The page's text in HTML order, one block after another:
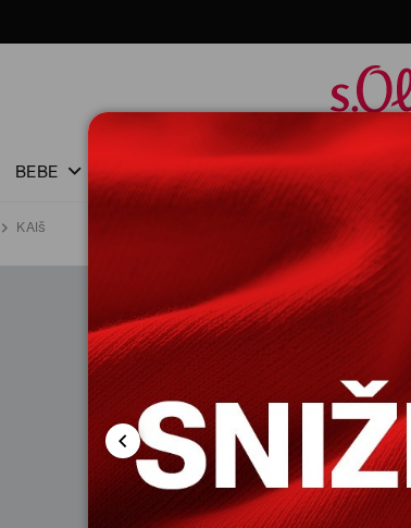
BEBE
KAIš